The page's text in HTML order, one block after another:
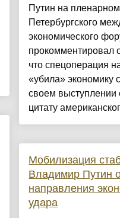
Путин на
Петербургского
экономического
прокомментировал
что спецоперация
«убила» экономику
своем выступлении
цитату
Мобилизация
Владимир Путин
направления
удара